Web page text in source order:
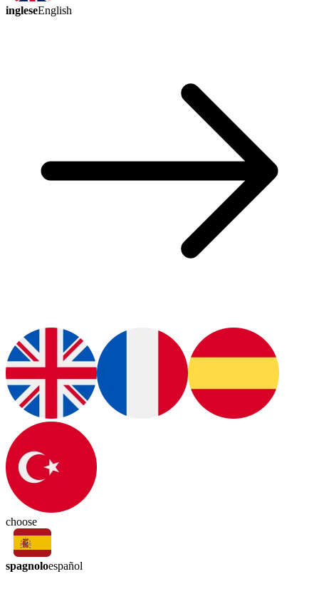
ingleseEnglish
choose
spagnoloespañol